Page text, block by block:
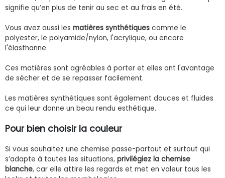
signifie qu’en plus de tenir au sec et au frais en été.
Vous avez aussi les matières synthétiques comme le
polyester, le polyamide/nylon, l'acrylique, ou encore
l'élasthanne.
Ces matières sont agréables à porter et elles ont l'avantage
de sécher et de se repasser facilement.
Les matières synthétiques sont également douces et fluides
ce qui leur donne un beau rendu esthétique.
Pour bien choisir la couleur
Si vous souhaitez une chemise passe-partout et surtout qui
s’adapte à toutes les situations, privilégiez la chemise
blanche, car elle attire les regards et met en valeur tous les